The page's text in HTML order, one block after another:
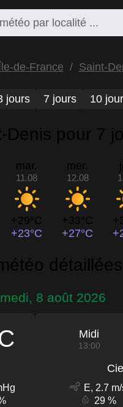
de-France Saint-
jours 7 jours 10
pour 7
mar.
11.08
+29°C
+23°C
mer.
12.08
+33°C
+27°C
8 août 2026
Midi
13:00
E, 2.7
29 %